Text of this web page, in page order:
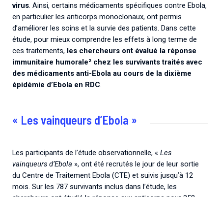
virus . Ainsi, certains médicaments spécifiques contre Ebola,
en particulier les anticorps monoclonaux, ont permis
d’améliorer les soins et la survie des patients. Dans cette
étude, pour mieux comprendre les effets à long terme de
ces traitements, les chercheurs ont évalué la réponse
immunitaire humorale² chez les survivants traités avec
des médicaments anti-Ebola au cours de la dixième
épidémie d’Ebola en RDC
« Les vainqueurs d’Ebola »
Les participants de l’étude observationnelle, « Les
vainqueurs d’Ebola », ont été recrutés le jour de leur sortie
du Centre de Traitement Ebola (CTE) et suivis jusqu’à 12
mois. Sur les 787 survivants inclus dans l’étude, les